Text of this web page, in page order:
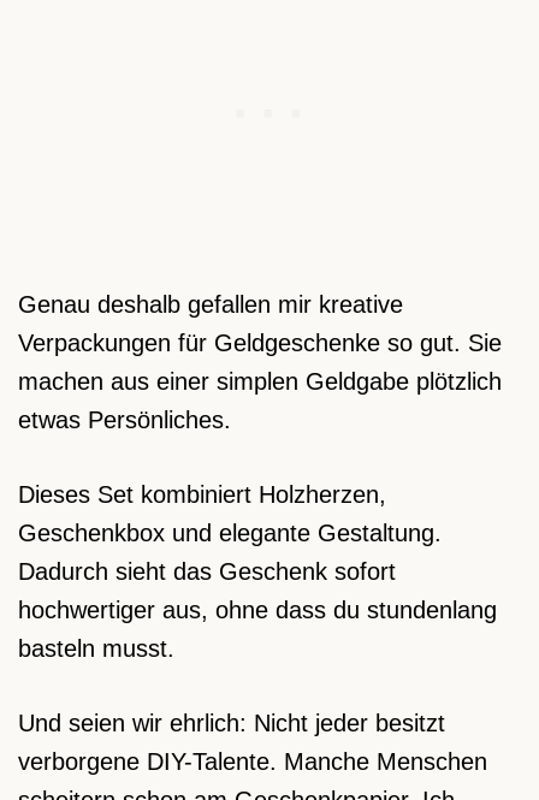
Genau deshalb gefallen mir kreative
Verpackungen für Geldgeschenke so gut. Sie
machen aus einer simplen Geldgabe plötzlich
etwas Persönliches.
Dieses Set kombiniert Holzherzen,
Geschenkbox und elegante Gestaltung.
Dadurch sieht das Geschenk sofort
hochwertiger aus, ohne dass du stundenlang
basteln musst.
Und seien wir ehrlich: Nicht jeder besitzt
verborgene DIY-Talente. Manche Menschen